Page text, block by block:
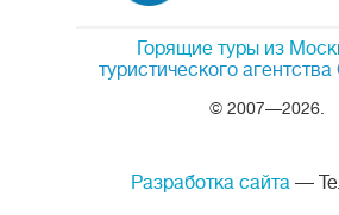
Горящие туры из
туристического агентства
© 2007—2026.
Разработка сайта—